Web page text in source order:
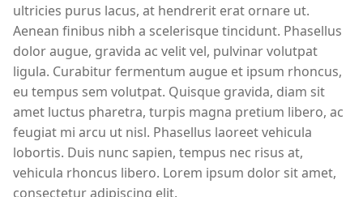
ultricies purus lacus, at hendrerit erat ornare ut.
Aenean finibus nibh a scelerisque tincidunt. Phasellus
dolor augue, gravida ac velit vel, pulvinar volutpat
ligula. Curabitur fermentum augue et ipsum rhoncus,
eu tempus sem volutpat. Quisque gravida, diam sit
amet luctus pharetra, turpis magna pretium libero, ac
feugiat mi arcu ut nisl. Phasellus laoreet vehicula
lobortis. Duis nunc sapien, tempus nec risus at,
vehicula rhoncus libero. Lorem ipsum dolor sit amet,
consectetur adipiscing elit.